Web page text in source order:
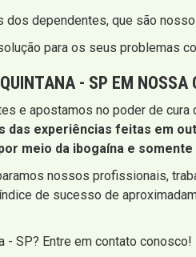
dependentes, que são
para os seus problemas
- SP EM NOSSA
e apostamos no poder de cura
experiências feitas em
meio da ibogaína e
nossos profissionais,
de sucesso de
- SP? Entre em contato conosco!